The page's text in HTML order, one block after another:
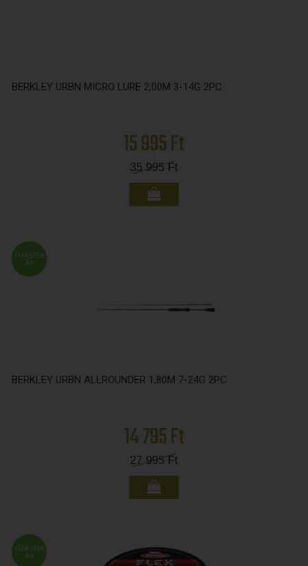
BERKLEY URBN MICRO LURE 2,00M 3-14G 2PC
15 995 Ft
35 995Ft
FMASTER
ÁR
BERKLEY URBN ALLROUNDER 1,80M 7-24G 2PC
14 795 Ft
27 995Ft
FMASTER
ÁR